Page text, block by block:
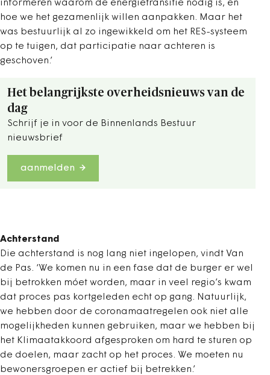
informeren waarom de energietransitie nodig is, en
hoe we het gezamenlijk willen aanpakken. Maar het
was bestuurlijk al zo ingewikkeld om het RES-systeem
op te tuigen, dat participatie naar achteren is
geschoven.’
Het belangrijkste overheidsnieuws van de
dag
Schrijf je in voor de Binnenlands Bestuur
nieuwsbrief
aanmelden
Achterstand
Die achterstand is nog lang niet ingelopen, vindt Van
de Pas. ‘We komen nu in een fase dat de burger er wel
bij betrokken móet worden, maar in veel regio’s kwam
dat proces pas kortgeleden echt op gang. Natuurlijk,
we hebben door de coronamaatregelen ook niet alle
mogelijkheden kunnen gebruiken, maar we hebben bij
het Klimaatakkoord afgesproken om hard te sturen op
de doelen, maar zacht op het proces. We moeten nu
bewonersgroepen er actief bij betrekken.’